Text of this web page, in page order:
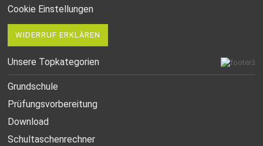
Cookie Einstellungen
WIDERRUF ERKLÄREN
Unsere Topkategorien
Grundschule
Prüfungsvorbereitung
Download
Schultaschenrechner